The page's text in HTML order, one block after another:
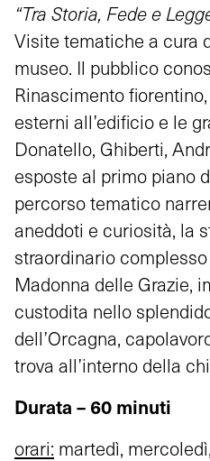
“Tra Storia, Fede e
Visite tematiche a cura
museo. Il pubblico
Rinascimento
esterni all’edificio e le
Donatello, Ghiberti,
esposte al primo piano
percorso tematico
aneddoti e curiosità, la
straordinario
Madonna delle Grazie,
custodita nello
dell’Orcagna,
trova all’interno della
Durata – 60 minuti
orari: martedì,